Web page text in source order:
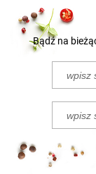
Bądź na